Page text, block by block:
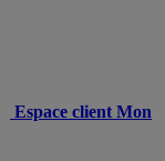
Espace client Mon